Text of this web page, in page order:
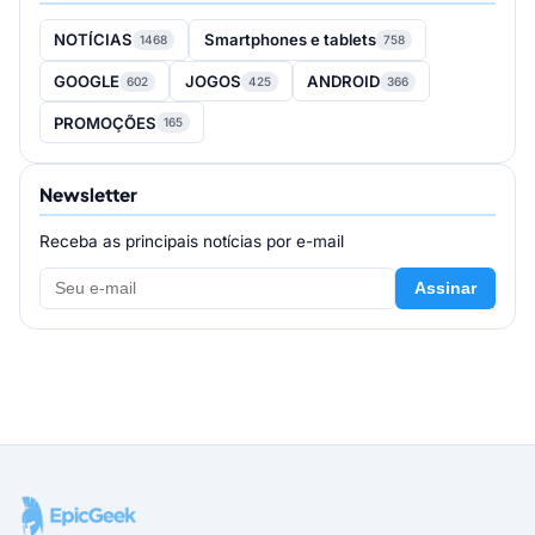
NOTÍCIAS 1468 Smartphones e tablets 758
GOOGLE 602 JOGOS 425 ANDROID 366
PROMOÇÕES 165
Newsletter
Receba as principais notícias por e-mail
Assinar